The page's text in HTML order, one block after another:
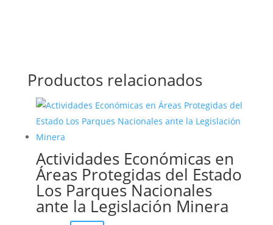
Productos relacionados
Actividades Económicas en
Áreas Protegidas del Estado
Los Parques Nacionales
ante la Legislación Minera